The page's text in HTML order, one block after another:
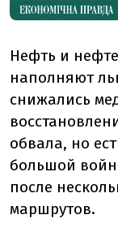
Нефть и
наполняют
снижались
обвала, но
большой
после
маршрутов.